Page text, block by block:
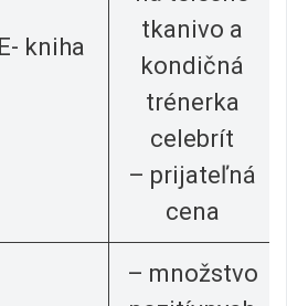
E- kniha
tkanivo a
kondičná
trénerka
celebrít
– prijateľná
cena
– množstvo